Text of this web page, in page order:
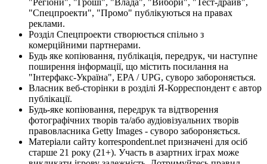
"Спецпроекти", "Промо" публікуються на правах
реклами.
Розділ Спецпроекти створюється спільно з
комерційними партнерами.
Будь яке копіювання, публікація, передрук, чи наступне
поширення інформації, що містить посилання на
"Інтерфакс-Україна", EPA / UPG, суворо забороняється.
Власник веб-сторінки в розділі Я-Корреспондент є автор
публікації.
Будь-яке копіювання, передрук та відтворення
фотографічних творів та/або аудіовізуальних творів
правовласника Getty Images - суворо забороняється.
Матеріали сайту korrespondent.net призначені для осіб
старше 21 року (21+). Участь в азартних іграх може